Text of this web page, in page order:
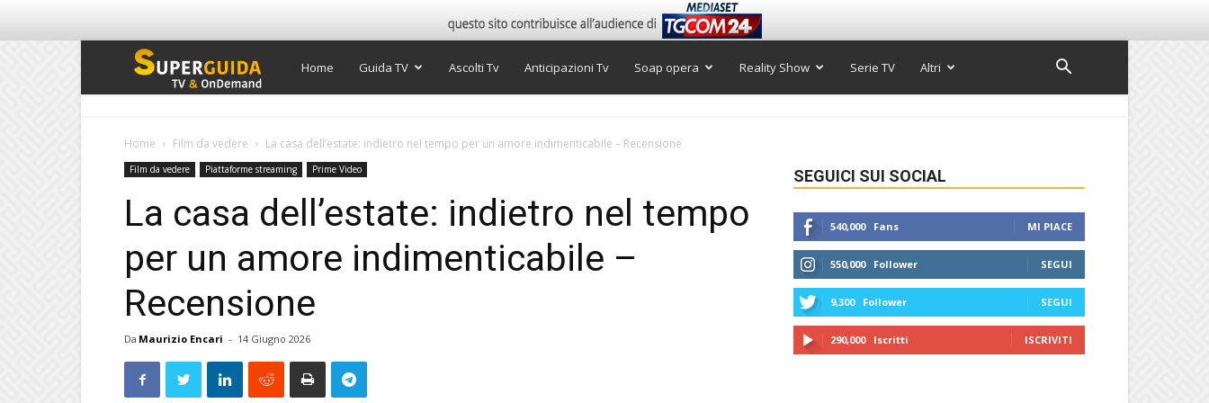
Super
TV
Home Guida TV Ascolti Tv Anticipazioni Tv Soap opera Reality Show Serie TV Altri
Home Film da vedere La casa dell’estate: indietro nel tempo per un amore indimenticabile – Recensione
Film da vedere Piattaforme streaming Prime Video
La casa dell’estate: indietro nel tempo
per un amore indimenticabile –
Recensione
Da Maurizio Encari - 14 Giugno 2026
SEGUICI SUI SOCIAL
540,000 Fans MI PIACE
550,000 Follower SEGUI
9,300 Follower SEGUI
290,000 Iscritti ISCRIVITI